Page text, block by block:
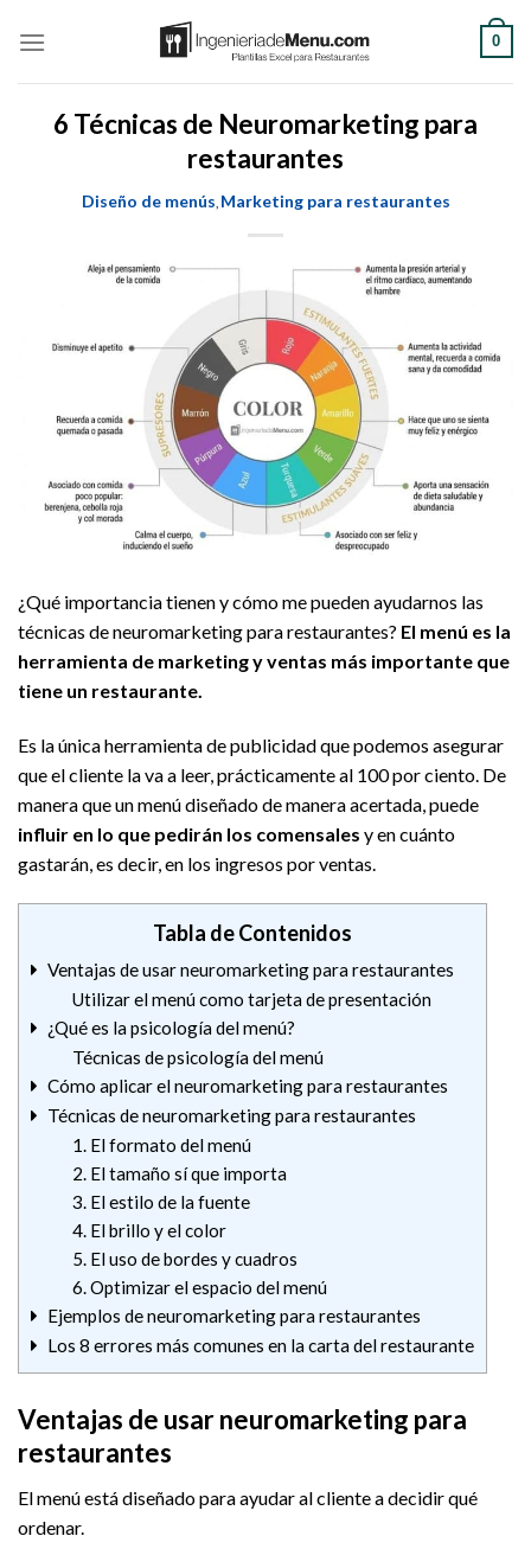
0
6 Técnicas de Neuromarketing para
restaurantes
Diseño de menús Marketing para restaurantes
¿Qué importancia tienen y cómo me pueden ayudarnos las
técnicas de neuromarketing para restaurantes? El menú es la
herramienta de marketing y ventas más importante que
tiene un restaurante.
Es la única herramienta de publicidad que podemos asegurar
que el cliente la va a leer, prácticamente al 100 por ciento. De
manera que un menú diseñado de manera acertada, puede
influir en lo que pedirán los comensales y en cuánto
gastarán, es decir, en los ingresos por ventas.
Tabla de Contenidos
Ventajas de usar neuromarketing para restaurantes
Utilizar el menú como tarjeta de presentación
¿Qué es la psicología del menú?
Técnicas de psicología del menú
Cómo aplicar el neuromarketing para restaurantes
Técnicas de neuromarketing para restaurantes
1. El formato del menú
2. El tamaño sí que importa
3. El estilo de la fuente
4. El brillo y el color
5. El uso de bordes y cuadros
6. Optimizar el espacio del menú
Ejemplos de neuromarketing para restaurantes
Los 8 errores más comunes en la carta del restaurante
Ventajas de usar neuromarketing para
restaurantes
El menú está diseñado para ayudar al cliente a decidir qué
ordenar.